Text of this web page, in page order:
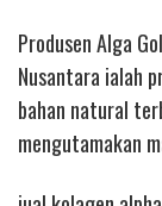
Produsen Alga
Nusantara ialah
bahan natural
mengutamakan